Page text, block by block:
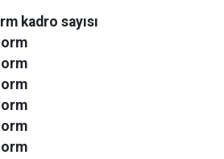
kadro sayısı